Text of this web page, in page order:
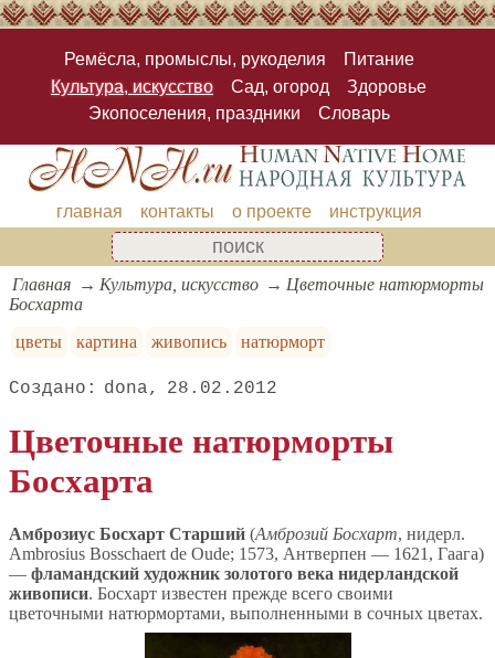
Ремёсла, промыслы, рукоделия
Питание
Культура, искусство
Сад, огород
Здоровье
Экопоселения, праздники
Словарь
главная контакты о проекте инструкция
Главная Культура, искусство
Цветочные натюрморты
Босхарта
цветы
картина живопись натюрморт
dona 28.02.2012
Цветочные натюрморты
Босхарта
Амброзиус Босхарт Старший (Амброзий Босхарт, нидерл.
Ambrosius Bosschaert de Oude; 1573, Антверпен — 1621, Гаага)
— фламандский художник золотого века нидерландской
живописи. Босхарт известен прежде всего своими
цветочными натюрмортами, выполненными в сочных цветах.